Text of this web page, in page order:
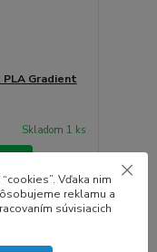
Gradient
Skladom 1 ks
Vďaka nim
reklamu a
súvisiacich